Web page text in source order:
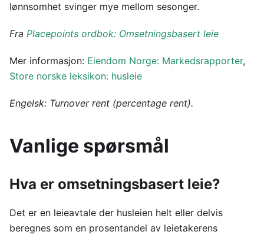
lønnsomhet svinger mye mellom sesonger.
Fra Placepoints ordbok: Omsetningsbasert leie
Mer informasjon: Eiendom Norge: Markedsrapporter,
Store norske leksikon: husleie
Engelsk: Turnover rent (percentage rent).
Vanlige spørsmål
Hva er omsetningsbasert leie?
Det er en leieavtale der husleien helt eller delvis
beregnes som en prosentandel av leietakerens